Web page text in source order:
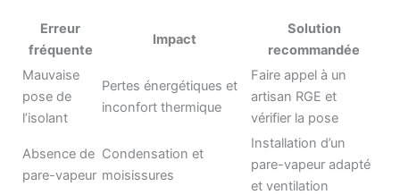
Erreur
fréquente
Impact
Solution
recommandée
Mauvaise
pose de
l’isolant
Pertes énergétiques et
inconfort thermique
Faire appel à un
artisan RGE et
vérifier la pose
Absence de
pare-vapeur
Condensation et
moisissures
Installation d’un
pare-vapeur adapté
et ventilation